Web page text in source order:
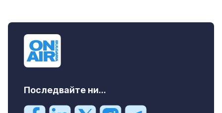
Последвайте ни...